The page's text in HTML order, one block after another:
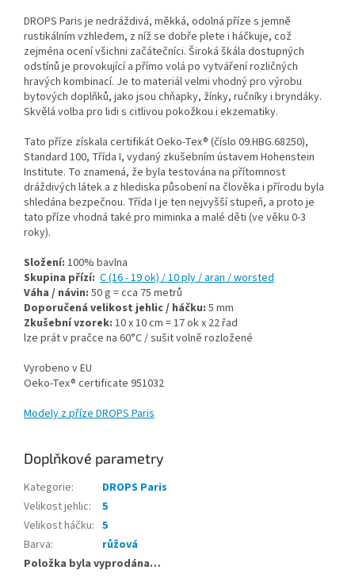
DROPS Paris je nedráždivá, měkká, odolná příze s jemně
rustikálním vzhledem, z níž se dobře plete i háčkuje, což
zejména ocení všichni začátečníci. Široká škála dostupných
odstínů je provokující a přímo volá po vytváření rozličných
hravých kombinací. Je to materiál velmi vhodný pro výrobu
bytových doplňků, jako jsou chňapky, žínky, ručníky i bryndáky.
Skvělá volba pro lidi s citlivou pokožkou i ekzematiky.
Tato příze získala certifikát Oeko-Tex® (číslo 09.HBG.68250),
Standard 100, Třída I, vydaný zkušebním ústavem Hohenstein
Institute. To znamená, že byla testována na přítomnost
dráždivých látek a z hlediska působení na člověka i přírodu byla
shledána bezpečnou. Třída I je ten nejvyšší stupeň, a proto je
tato příze vhodná také pro miminka a malé děti (ve věku 0-3
roky).
Složení: 100% bavlna
Skupina přízí: C (16 - 19 ok) / 10 ply / aran / worsted
Váha / návin: 50 g = cca 75 metrů
Doporučená velikost jehlic / háčku: 5 mm
Zkušební vzorek: 10 x 10 cm = 17 ok x 22 řad
lze prát v pračce na 60°C / sušit volně rozložené
Vyrobeno v EU
Oeko-Tex® certificate 951032
Modely z příze DROPS Paris
Doplňkové parametry
Kategorie:
DROPS Paris
Velikost jehlic:
5
Velikost háčku: 5
Barva:
růžová
Položka byla vyprodána…